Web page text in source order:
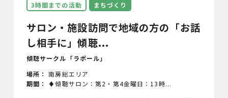
3時間までの活動
まちづくり
サロン・施設訪問で地域の方の「お話
し相手に」傾聴...
傾聴サークル「ラポール」
場所：
南房総エリア
期間：
♦︎傾聴サロン：第2・第4金曜日：13時...